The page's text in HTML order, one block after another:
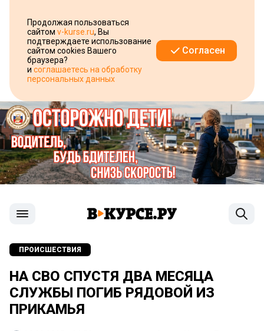
Продолжая пользоваться
сайтом v-kurse.ru, Вы
подтверждаете использование
сайтом cookies Вашего
браузера?
и соглашаетесь на обработку
персональных данных
Согласен
ПРОИСШЕСТВИЯ
НА СВО СПУСТЯ ДВА МЕСЯЦА
СЛУЖБЫ ПОГИБ РЯДОВОЙ ИЗ
ПРИКАМЬЯ